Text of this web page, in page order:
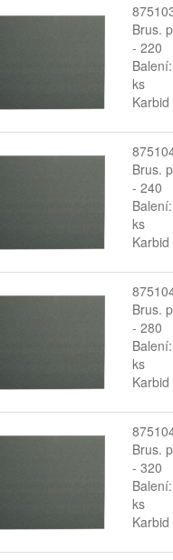
Brus.
- 220
ks
Brus.
- 240
ks
Brus.
- 280
ks
Brus.
- 320
ks